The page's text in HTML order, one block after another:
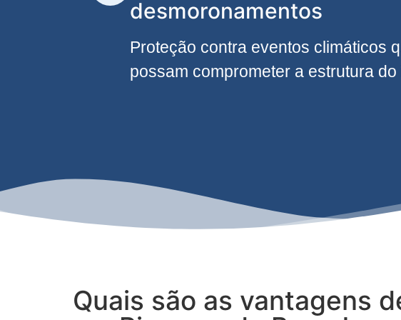
desmoronamentos
Proteção contra eventos climáticos
possam comprometer a estrutura do
Quais são as vantagens